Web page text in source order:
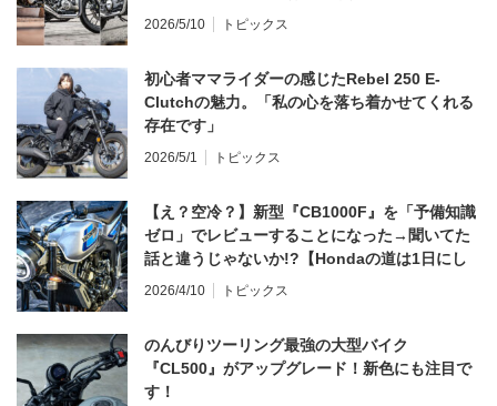
2026/5/10 トピックス
初心者ママライダーの感じたRebel 250 E-
Clutchの魅力。「私の心を落ち着かせてくれる
存在です」
2026/5/1 トピックス
【え？空冷？】新型『CB1000F』を「予備知識
ゼロ」でレビューすることになった→聞いてた
話と違うじゃないか!?【Hondaの道は1日にし
てならず／CB1000F ①第一印象 編】
2026/4/10 トピックス
のんびりツーリング最強の大型バイク
『CL500』がアップグレード！新色にも注目で
す！